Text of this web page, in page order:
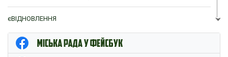
єВІДНОВЛЕННЯ
ЦНАП м. Ромни